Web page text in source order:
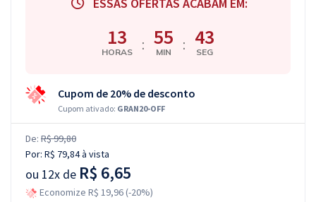
13
HORAS : 55
MIN : 42
SEG
Cupom de 20% de desconto
Cupom ativado: GRAN20-OFF
De: R$ 99,80
Por: R$ 79,84à vista
ou 12x de R$ 6,65
Economize R$ 19,96 (-20%)